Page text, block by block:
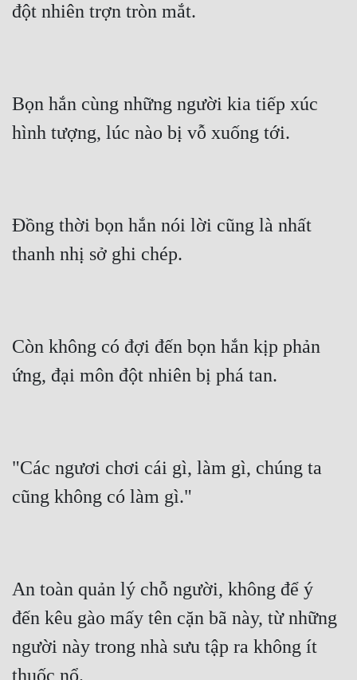
đột nhiên trợn tròn mắt.
Bọn hắn cùng những người kia tiếp xúc
hình tượng, lúc nào bị vỗ xuống tới.
Đồng thời bọn hắn nói lời cũng là nhất
thanh nhị sở ghi chép.
Còn không có đợi đến bọn hắn kịp phản
ứng, đại môn đột nhiên bị phá tan.
"Các ngươi chơi cái gì, làm gì, chúng ta
cũng không có làm gì."
An toàn quản lý chỗ người, không để ý
đến kêu gào mấy tên cặn bã này, từ những
người này trong nhà sưu tập ra không ít
thuốc nổ.